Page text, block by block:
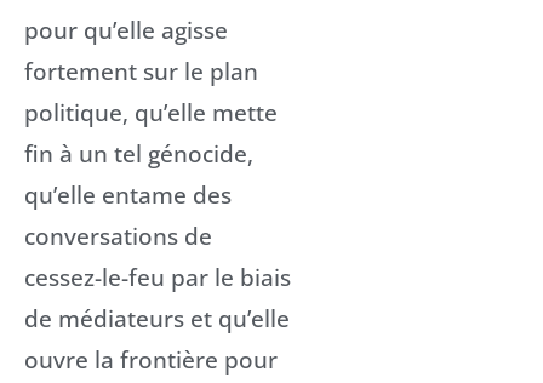
pour qu’elle agisse
fortement sur le plan
politique, qu’elle mette
fin à un tel génocide,
qu’elle entame des
conversations de
cessez-le-feu par le biais
de médiateurs et qu’elle
ouvre la frontière pour